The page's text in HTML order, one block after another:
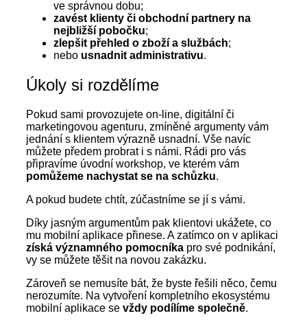
ve správnou dobu;
zavést klienty či obchodní partnery na
nejbližší pobočku;
zlepšit přehled o zboží a službách;
nebo usnadnit administrativu.
Úkoly si rozdělíme
Pokud sami provozujete on-line, digitální či
marketingovou agenturu, zmíněné argumenty vám
jednání s klientem výrazně usnadní. Vše navíc
můžete předem probrat i s námi. Rádi pro vás
připravíme úvodní workshop, ve kterém vám
pomůžeme nachystat se na schůzku.
A pokud budete chtít, zúčastníme se jí s vámi.
Díky jasným argumentům pak klientovi ukážete, co
mu mobilní aplikace přinese. A zatímco on v aplikaci
získá významného pomocníka pro své podnikání,
vy se můžete těšit na novou zakázku.
Zároveň se nemusíte bát, že byste řešili něco, čemu
nerozumíte. Na vytvoření kompletního ekosystému
mobilní aplikace se vždy podílíme společně.